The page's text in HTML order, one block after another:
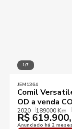
1/7
JEM1364
Comil
OD a venda
2020 189000 Km
R$
Anunciado há 2 meses